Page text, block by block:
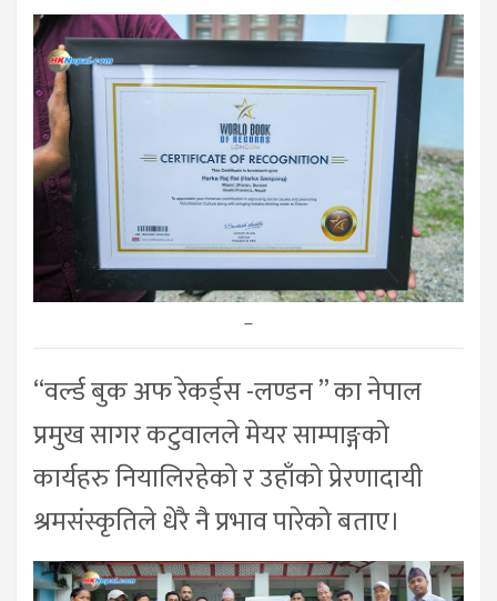
–
“वर्ल्ड बुक अफ रेकर्ड्स -लण्डन ” का नेपाल
प्रमुख सागर कटुवालले मेयर साम्पाङ्गको
कार्यहरु नियालिरहेको र उहाँको प्रेरणादायी
श्रमसंस्कृतिले धेरै नै प्रभाव पारेको बताए।